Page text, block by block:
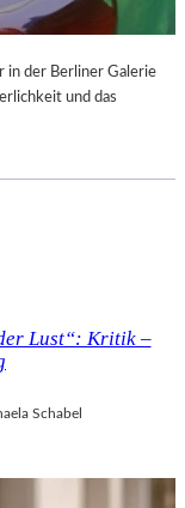
in der Berliner Galerie
und das
Lust“: Kritik –
Schabel